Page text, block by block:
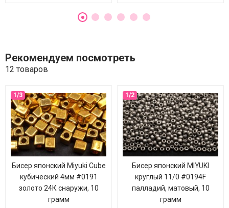
Рекомендуем посмотреть
12 товаров
Бисер японский Miyuki Cube
кубический 4мм #0191
золото 24К снаружи, 10
грамм
Бисер японский MIYUKI
круглый 11/0 #0194F
палладий, матовый, 10
грамм